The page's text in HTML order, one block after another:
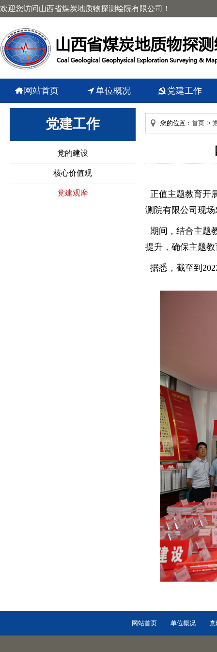
欢迎您访问山西省煤炭地质物探测绘院有限公司！
网站首页 单位概况 党建工作
党建工作
党的建设
核心价值观
党建观摩
您的位置： 首页 >
正值主题教育开
测院有限公司现
期间，结合主题
提升，确保主题
据悉，截至到
网站首页 单位概况 党